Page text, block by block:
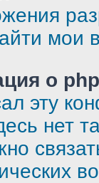
мои
о
эту
нет